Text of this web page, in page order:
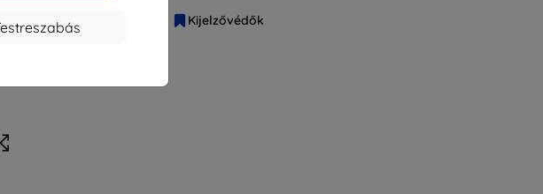
Kijelzővédő fóliák
Kijelzővédők